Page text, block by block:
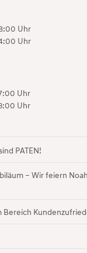
Uhr
Uhr
Uhr
Uhr
PATEN!
– Wir feiern
Bereich